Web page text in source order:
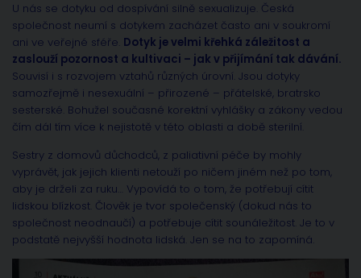
U nás se dotyku od dospívání silně sexualizuje. Česká
společnost neumí s dotykem zacházet často ani v soukromí
ani ve veřejné sféře. Dotyk je velmi křehká záležitost a
zaslouží pozornost a kultivaci – jak v přijímání tak dávání.
Souvisí i s rozvojem vztahů různých úrovní. Jsou dotyky
samozřejmě i nesexuální – přirozené – přátelské, bratrsko
sesterské. Bohužel současné korektní vyhlášky a zákony vedou
čím dál tím více k nejistotě v této oblasti a době sterilní.
Sestry z domovů důchodců, z paliativní péče by mohly
vyprávět, jak jejich klienti netouží po ničem jiném než po tom,
aby je drželi za ruku… Vypovídá to o tom, že potřebují cítit
lidskou blízkost. Člověk je tvor společenský (dokud nás to
společnost neodnaučí) a potřebuje cítit sounáležitost. Je to v
podstatě nejvyšší hodnota lidská. Jen se na to zapomíná.